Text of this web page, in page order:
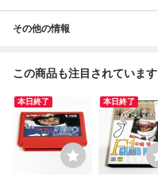
その他の情報
この商品も注目されています
本日終了 本日終了